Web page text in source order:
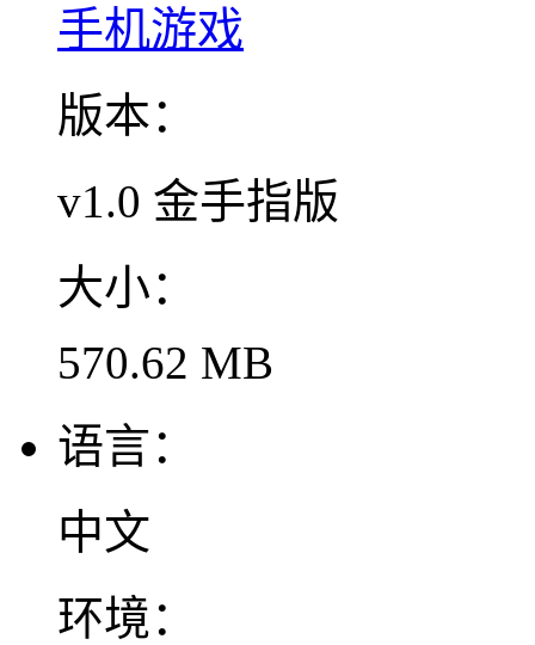
手机游戏
版本：
v1.0 金手指版
大小：
570.62 MB
语言：
中文
环境：